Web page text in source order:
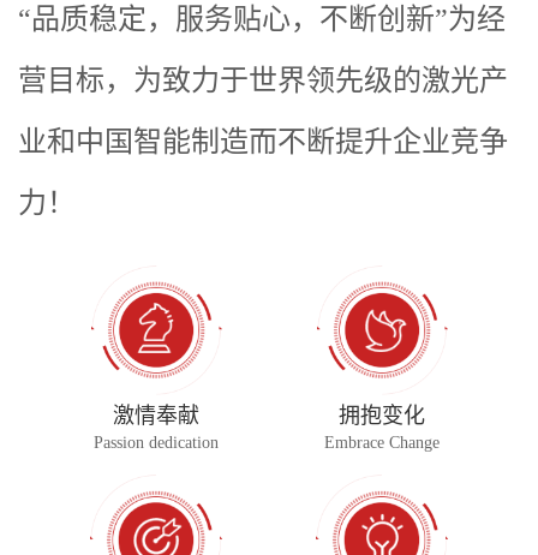
“品质稳定，服务贴心，不断创新”为经
营目标，为致力于世界领先级的激光产
业和中国智能制造而不断提升企业竞争
力！
激情奉献
Passion dedication
拥抱变化
Embrace Change